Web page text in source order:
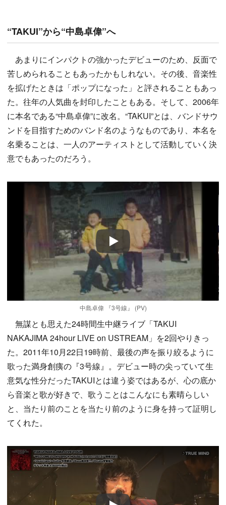
“TAKUI”から“中島卓偉”へ
あまりにインパクトの強かったデビューのため、反面で
苦しめられることもあったかもしれない。その後、音楽性
を拡げたときは「ポップになった」と評されることもあっ
た。往年の人気曲を封印したこともある。そして、2006年
に本名である“中島卓偉”に改名。“TAKUI”とは、バンドサウ
ンドを目指すためのバンド名のようなものであり、本名を
名乗ることは、一人のアーティストとして活動していく決
意でもあったのだろう。
Play
中島卓偉 『3号線』 (PV)
無謀とも思えた24時間生中継ライブ「TAKUI
NAKAJIMA 24hour LIVE on USTREAM」を2回やりきっ
た。2011年10月22日19時前、最後の声を振り絞るように
歌った満身創痍の『3号線』。デビュー時の尖っていて生
意気な性分だったTAKUIとは違う姿ではあるが、心の底か
ら音楽と歌が好きで、歌うことはこんなにも素晴らしい
と、当たり前のことを当たり前のように身を持って証明し
てくれた。